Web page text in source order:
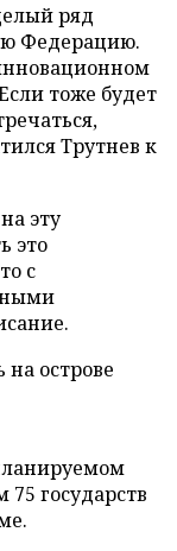
ряд
Федерацию.
тоже будет
Трутнев к
эту
это
с
на острове
государств